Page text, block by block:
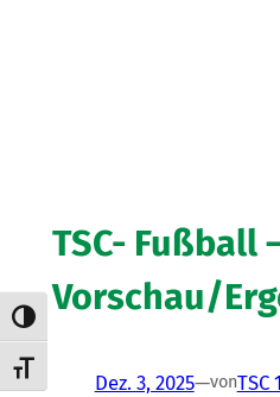
Umschalten auf hohe Kontraste
Schrift vergrößern
TSC- Fußball
Vorschau/
Dez. 3, 2025—vonTSC